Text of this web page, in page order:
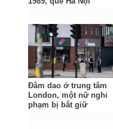
Đâm dao ở trung tâm
London, một nữ nghi
phạm bị bắt giữ